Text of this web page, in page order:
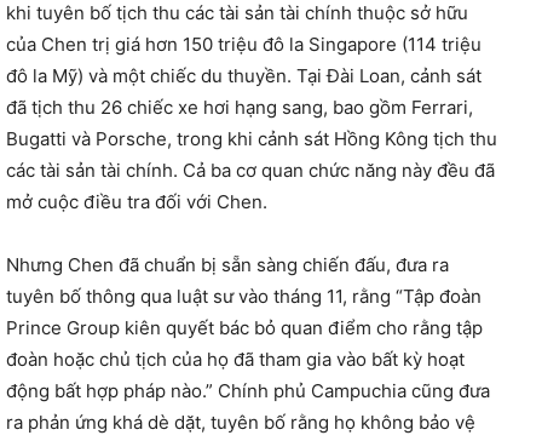
khi tuyên bố tịch thu các tài sản tài chính thuộc sở hữu
của Chen trị giá hơn 150 triệu đô la Singapore (114 triệu
đô la Mỹ) và một chiếc du thuyền. Tại Đài Loan, cảnh sát
đã tịch thu 26 chiếc xe hơi hạng sang, bao gồm Ferrari,
Bugatti và Porsche, trong khi cảnh sát Hồng Kông tịch thu
các tài sản tài chính. Cả ba cơ quan chức năng này đều đã
mở cuộc điều tra đối với Chen.
Nhưng Chen đã chuẩn bị sẵn sàng chiến đấu, đưa ra
tuyên bố thông qua luật sư vào tháng 11, rằng “Tập đoàn
Prince Group kiên quyết bác bỏ quan điểm cho rằng tập
đoàn hoặc chủ tịch của họ đã tham gia vào bất kỳ hoạt
động bất hợp pháp nào.” Chính phủ Campuchia cũng đưa
ra phản ứng khá dè dặt, tuyên bố rằng họ không bảo vệ